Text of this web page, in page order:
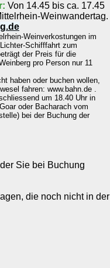
Von 14.45 bis ca. 17.45
Weinwandertag.
Weinverkostungen im
Schifffahrt zum
der Preis für die
pro Person nur 11
haben oder buchen wollen,
fahren: www.bahn.de .
um 18.40 Uhr in
oder Bacharach vom
bei der Buchung der
Sie bei Buchung
die noch nicht in der